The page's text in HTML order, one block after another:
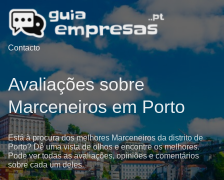
Contacto
Avaliações sobre
Marceneiros em Porto
Está à procura dos melhores Marceneiros da distrito de
Porto? Dê uma vista de olhos e encontre os melhores.
Pode ver todas as avaliações, opiniões e comentários
sobre cada um deles.